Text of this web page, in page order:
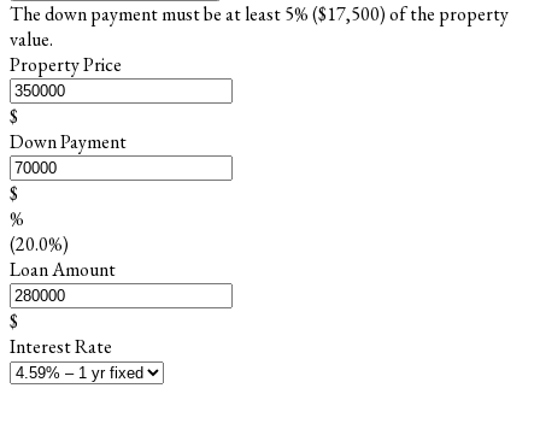
The down payment must be at least 5% ($17,500) of the property
value.
Property Price
$
Down Payment
$
%
(20.0%)
Loan Amount
$
Interest Rate